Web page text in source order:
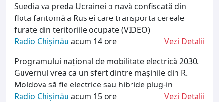
Suedia va preda Ucrainei o navă confiscată din
flota fantomă a Rusiei care transporta cereale
furate din teritoriile ocupate (VIDEO)
Radio Chișinău acum 14 ore
Vezi Detalii
Programului național de mobilitate electrică 2030.
Guvernul vrea ca un sfert dintre mașinile din R.
Moldova să fie electrice sau hibride plug-in
Radio Chișinău acum 15 ore
Vezi Detalii